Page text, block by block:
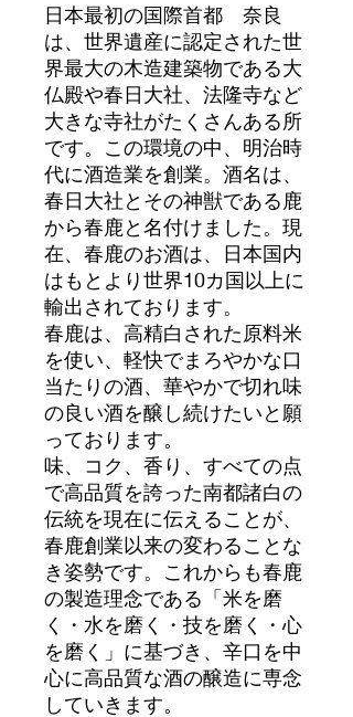
日本最初の国際首都 奈良
は、世界遺産に認定された世
界最大の木造建築物である大
仏殿や春日大社、法隆寺など
大きな寺社がたくさんある所
です。この環境の中、明治時
代に酒造業を創業。酒名は、
春日大社とその神獣である鹿
から春鹿と名付けました。現
在、春鹿のお酒は、日本国内
はもとより世界10カ国以上に
輸出されております。
春鹿は、高精白された原料米
を使い、軽快でまろやかな口
当たりの酒、華やかで切れ味
の良い酒を醸し続けたいと願
っております。
味、コク、香り、すべての点
で高品質を誇った南都諸白の
伝統を現在に伝えることが、
春鹿創業以来の変わることな
き姿勢です。これからも春鹿
の製造理念である「米を磨
く・水を磨く・技を磨く・心
を磨く」に基づき、辛口を中
心に高品質な酒の醸造に専念
していきます。